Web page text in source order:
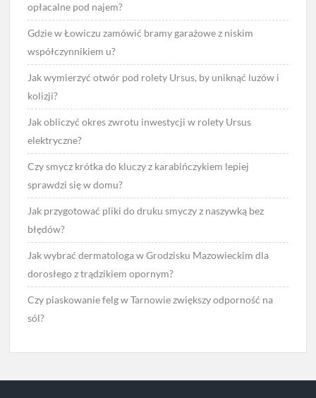
opłacalne pod najem?
Gdzie w Łowiczu zamówić bramy garażowe z niskim
współczynnikiem u?
Jak wymierzyć otwór pod rolety Ursus, by uniknąć luzów i
kolizji?
Jak obliczyć okres zwrotu inwestycji w rolety Ursus
elektryczne?
Czy smycz krótka do kluczy z karabińczykiem lepiej
sprawdzi się w domu?
Jak przygotować pliki do druku smyczy z naszywką bez
błędów?
Jak wybrać dermatologa w Grodzisku Mazowieckim dla
dorosłego z trądzikiem opornym?
Czy piaskowanie felg w Tarnowie zwiększy odporność na
sól?